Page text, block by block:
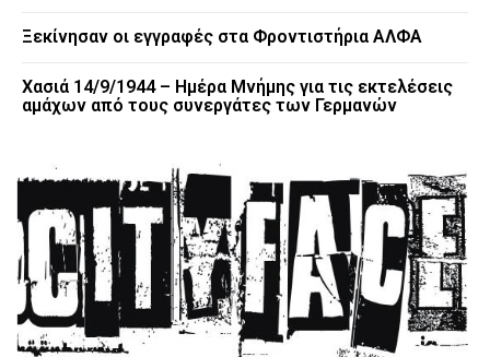
Ξεκίνησαν οι εγγραφές στα Φροντιστήρια ΑΛΦΑ
Χασιά 14/9/1944 – Ημέρα Μνήμης για τις εκτελέσεις
αμάχων από τους συνεργάτες των Γερμανών